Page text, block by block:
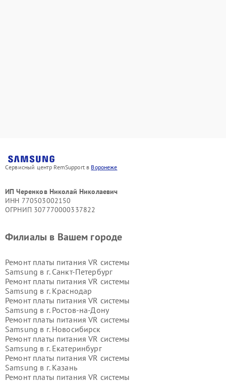
Сервисный центр RemSupport в Воронеже
ИП Черенков Николай Николаевич
ИНН 770503002150
ОГРНИП 307770000337822
Филиалы в Вашем городе
Ремонт платы питания VR системы
Samsung в г. Санкт-Петербург
Ремонт платы питания VR системы
Samsung в г. Краснодар
Ремонт платы питания VR системы
Samsung в г. Ростов-на-Дону
Ремонт платы питания VR системы
Samsung в г. Новосибирск
Ремонт платы питания VR системы
Samsung в г. Екатеринбург
Ремонт платы питания VR системы
Samsung в г. Казань
Ремонт платы питания VR системы